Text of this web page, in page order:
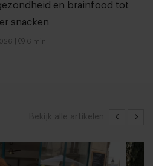
en brainfood tot
snacken
6 min
Bekijk alle artikelen